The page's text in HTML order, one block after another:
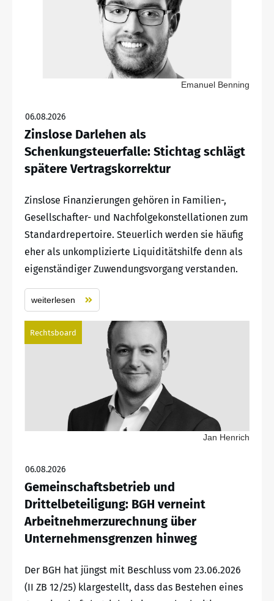
Emanuel Benning
06.08.2026
Zinslose Darlehen als
Schenkungsteuerfalle: Stichtag schlägt
spätere Vertragskorrektur
Zinslose Finanzierungen gehören in Familien-,
Gesellschafter- und Nachfolgekonstellationen zum
Standardrepertoire. Steuerlich werden sie häufig
eher als unkomplizierte Liquiditätshilfe denn als
eigenständiger Zuwendungsvorgang verstanden.
weiterlesen
Rechtsboard
Jan Henrich
06.08.2026
Gemeinschaftsbetrieb und
Drittelbeteiligung: BGH verneint
Arbeitnehmerzurechnung über
Unternehmensgrenzen hinweg
Der BGH hat jüngst mit Beschluss vom 23.06.2026
(II ZB 12/25) klargestellt, dass das Bestehen eines